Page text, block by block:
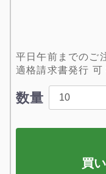
平日午前までのご
適格請求書発行 可
数量
買